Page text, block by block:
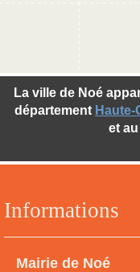
Informations
Mairie de Noé
La ville de Noé
département Haute-
et